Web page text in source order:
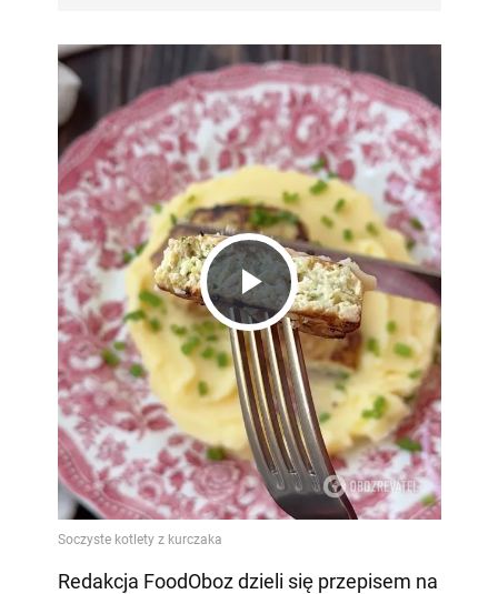
Play
Video
Redakcja FoodOboz dzieli się przepisem na